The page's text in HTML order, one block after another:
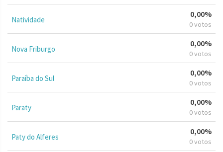
Natividade
0,00%
0 votos
Nova Friburgo
0,00%
0 votos
Paraíba do Sul
0,00%
0 votos
Paraty
0,00%
0 votos
Paty do Alferes
0,00%
0 votos